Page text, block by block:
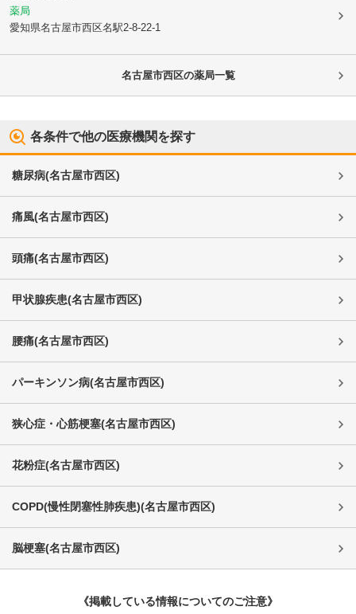
薬局
愛知県名古屋市西区名駅2-8-22-1
名古屋市西区の薬局一覧
各条件で他の医療機関を探す
糖尿病(名古屋市西区)
痛風(名古屋市西区)
頭痛(名古屋市西区)
甲状腺疾患(名古屋市西区)
腰痛(名古屋市西区)
パーキンソン病(名古屋市西区)
狭心症・心筋梗塞(名古屋市西区)
花粉症(名古屋市西区)
COPD(慢性閉塞性肺疾患)(名古屋市西区)
脳梗塞(名古屋市西区)
《掲載している情報についてのご注意》